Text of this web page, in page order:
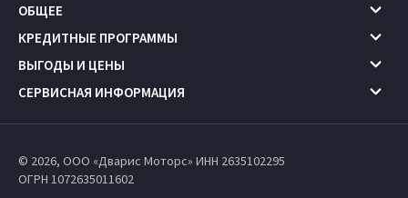
ОБЩЕЕ
КРЕДИТНЫЕ ПРОГРАММЫ
ВЫГОДЫ И ЦЕНЫ
СЕРВИСНАЯ ИНФОРМАЦИЯ
© 2026, ООО «Дварис Моторс» ИНН 2635102295
ОГРН 1072635011602